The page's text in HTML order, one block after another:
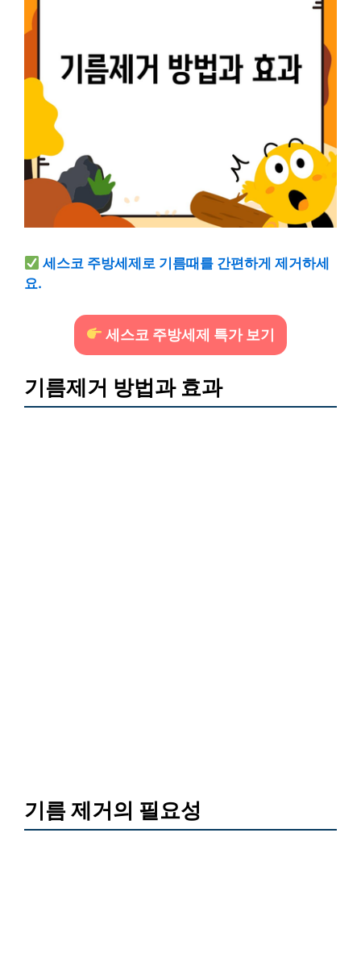
세스코 주방세제로 기름때를 간편하게 제거하세
요.
세스코 주방세제 특가 보기
기름제거 방법과 효과
기름 제거의 필요성